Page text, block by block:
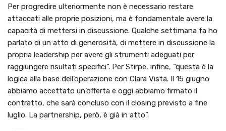
Per progredire ulteriormente non è necessario restare
attaccati alle proprie posizioni, ma è fondamentale avere la
capacità di mettersi in discussione. Qualche settimana fa ho
parlato di un atto di generosità, di mettere in discussione la
propria leadership per avere gli strumenti adeguati per
raggiungere risultati specifici”. Per Stirpe, infine, “questa è la
logica alla base dell’operazione con Clara Vista. Il 15 giugno
abbiamo accettato un’offerta e oggi abbiamo firmato il
contratto, che sarà concluso con il closing previsto a fine
luglio. La partnership, però, è già in atto”.